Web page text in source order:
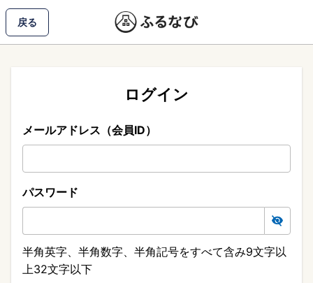
戻る
ログイン
メールアドレス（会員ID）
パスワード
半角英字、半角数字、半角記号をすべて含み9文字以
上32文字以下